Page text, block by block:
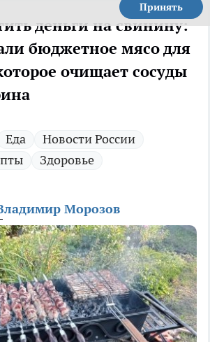
Принять
деньги на свинину:
бюджетное мясо для
очищает сосуды
Еда
Новости России
Здоровье
Морозов